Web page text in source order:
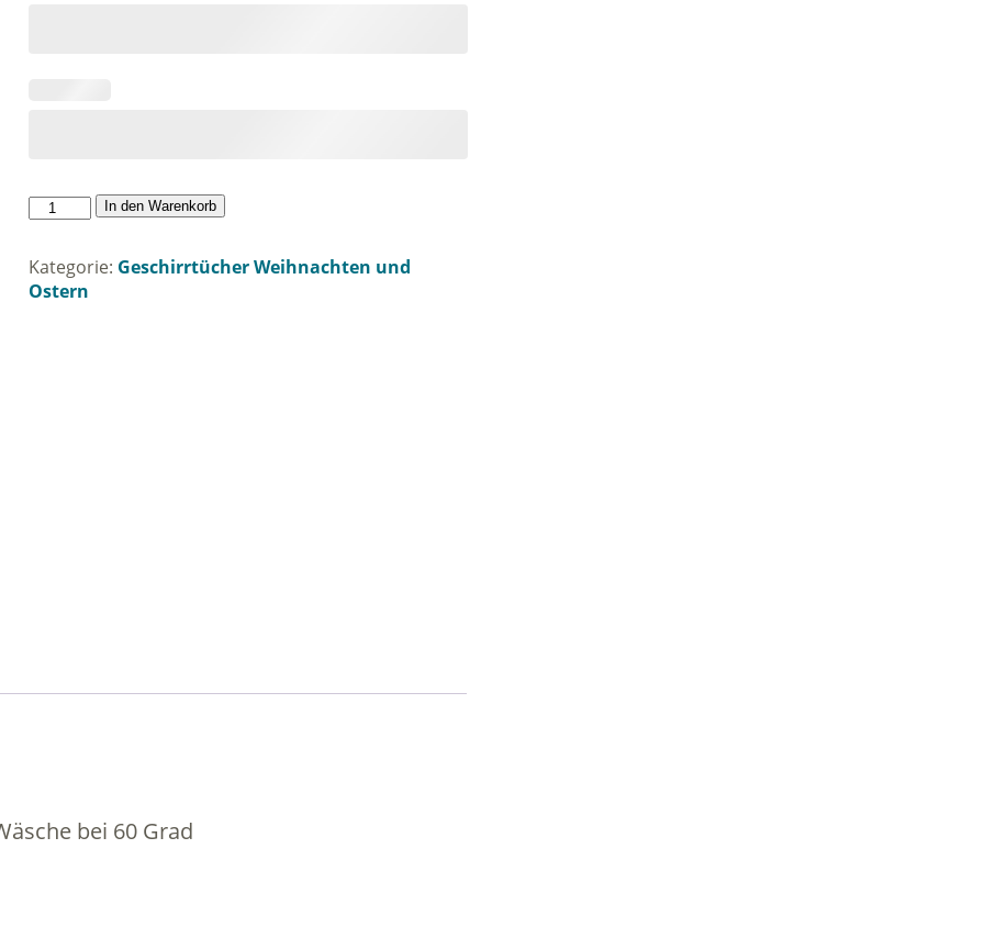
Geschirrtuch
Menge
In den Warenkorb
Kategorie: Geschirrtücher Weihnachten und
Ostern
bei 60 Grad